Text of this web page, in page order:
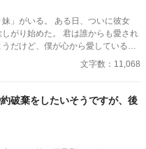
」がいる。 ある日、ついに彼女
がり始めた。 君は誰からも愛され
だけど、僕が心から愛しているの
ろうにも投稿
ました。
文字数：11,068
破棄をしたいそうですが、後